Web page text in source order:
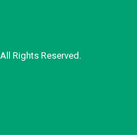
Rights Reserved.